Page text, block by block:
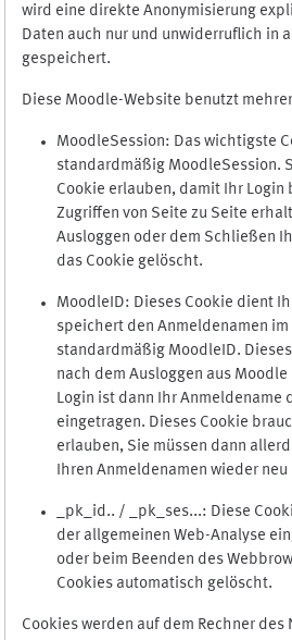
wird eine direkte Anonymisierung
Daten auch nur und unwiderruflich in
gespeichert.
Diese Moodle-Website benutzt
MoodleSession: Das wichtigste
standardmäßig MoodleSession.
Cookie erlauben, damit Ihr Login
Zugriffen von Seite zu Seite
Ausloggen oder dem Schließen
das Cookie gelöscht.
MoodleID: Dieses Cookie dient
speichert den Anmeldenamen
standardmäßig MoodleID.
nach dem Ausloggen aus
Login ist dann Ihr Anmeldename
eingetragen. Dieses Cookie
erlauben, Sie müssen dann
Ihren Anmeldenamen wieder neu
_pk_id.. / _pk_ses...: Diese
der allgemeinen Web-Analyse
oder beim Beenden des
Cookies automatisch gelöscht.
Cookies werden auf dem Rechner